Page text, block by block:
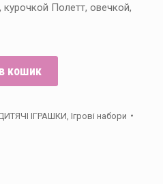
Полетт, овечкой,
кошик
ІГРАШКИ Ігрові набори